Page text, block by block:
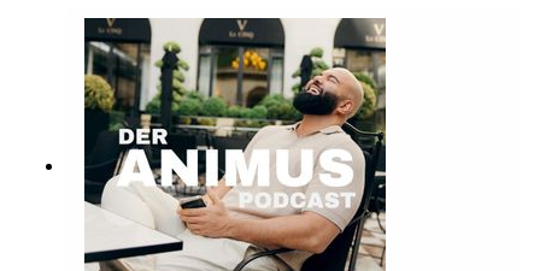
s────────────── YouTubehttps://www.yout
ube.com/@animus_offiziell Instagramhttps://ww
w.instagram.com/animus Businessderanimuspod
cast@gmail.com